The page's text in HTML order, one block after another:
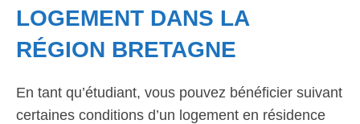
LOGEMENT DANS LA
RÉGION BRETAGNE
En tant qu’étudiant, vous pouvez bénéficier suivant
certaines conditions d’un logement en résidence